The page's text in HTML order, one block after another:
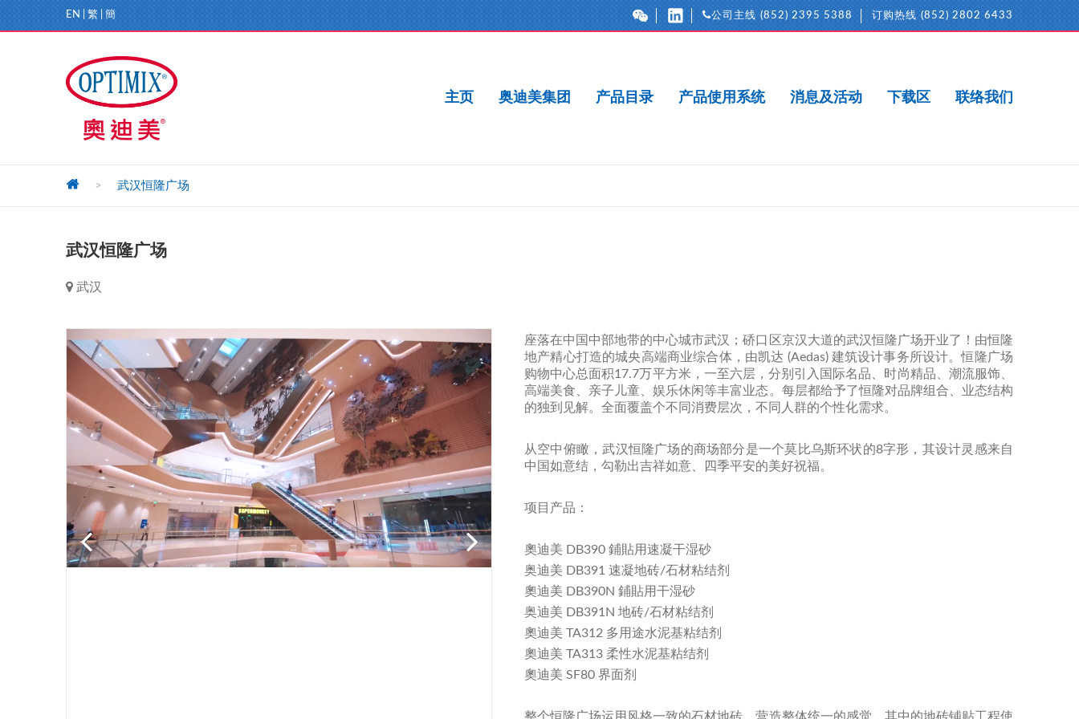
EN 繁 簡 公司主线 (852) 2395 5388 订购热线 (852) 2802 6433
主页 奥迪美集团 产品目录 产品使用系统 消息及活动 下载区 联络我们
> 武汉恒隆广场
武汉恒隆广场
武汉
座落在中国中部地带的中心城市武汉；硚口区京汉大道的武汉恒隆广场开业了！由恒隆
地产精心打造的城央高端商业综合体，由凯达 (Aedas) 建筑设计事务所设计。恒隆广场
购物中心总面积17.7万平方米，一至六层，分别引入国际名品、时尚精品、潮流服饰、
高端美食、亲子儿童、娱乐休闲等丰富业态。每层都给予了恒隆对品牌组合、业态结构
的独到见解。全面覆盖个不同消费层次，不同人群的个性化需求。
从空中俯瞰，武汉恒隆广场的商场部分是一个莫比乌斯环状的8字形，其设计灵感来自
中国如意结，勾勒出吉祥如意、四季平安的美好祝福。
项目产品：
奧迪美 DB390 鋪貼用速凝干湿砂
奥迪美 DB391 速凝地砖/石材粘结剂
奧迪美 DB390N 鋪貼用干湿砂
奥迪美 DB391N 地砖/石材粘结剂
奧迪美 TA312 多用途水泥基粘结剂
奧迪美 TA313 柔性水泥基粘结剂
奧迪美 SF80 界面剂
整个恒隆广场运用风格一致的石材地砖，营造整体统一的感觉，其中的地砖铺贴工程使